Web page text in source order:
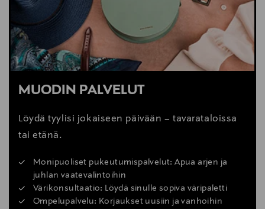
MUODIN PALVELUT
Löydä tyylisi jokaiseen päivään – tavarataloissa
tai etänä.
Monipuoliset pukeutumispalvelut: Apua arjen ja
juhlan vaatevalintoihin
Värikonsultaatio: Löydä sinulle sopiva väripaletti
Ompelupalvelu: Korjaukset uusiin ja vanhoihin